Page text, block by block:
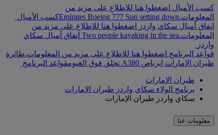
كسب الأميال اضغطوا هنا للاطلاع على مزيد من
المعلومات.Emirates Boeing 777 Sun setting downكسب الأميال
إنفاق أميال سكاي واردز اضغطوا هنا للاطلاع على مزيد من
المعلومات.Two people kayaking in the sea إنفاق أميال سكاي
واردز
قواعد البرنامج اضغطوا هنا للاطلاع على مزيد من المعلومات.طائرة
طيران الإمارات إيرباص A380 تحلق فوق الغيوم
قواعد البرنامج
طيران الإمارات
برنامج الولاء سكاي واردز طيران الإمارات
سكاي واردز طيران الإمارات
معلومات عنا